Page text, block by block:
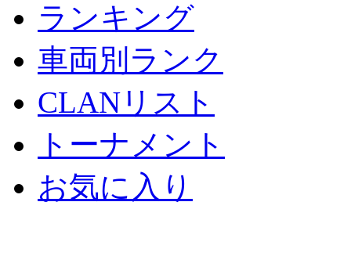
ランキング
車両別ランク
CLANリスト
トーナメント
お気に入り